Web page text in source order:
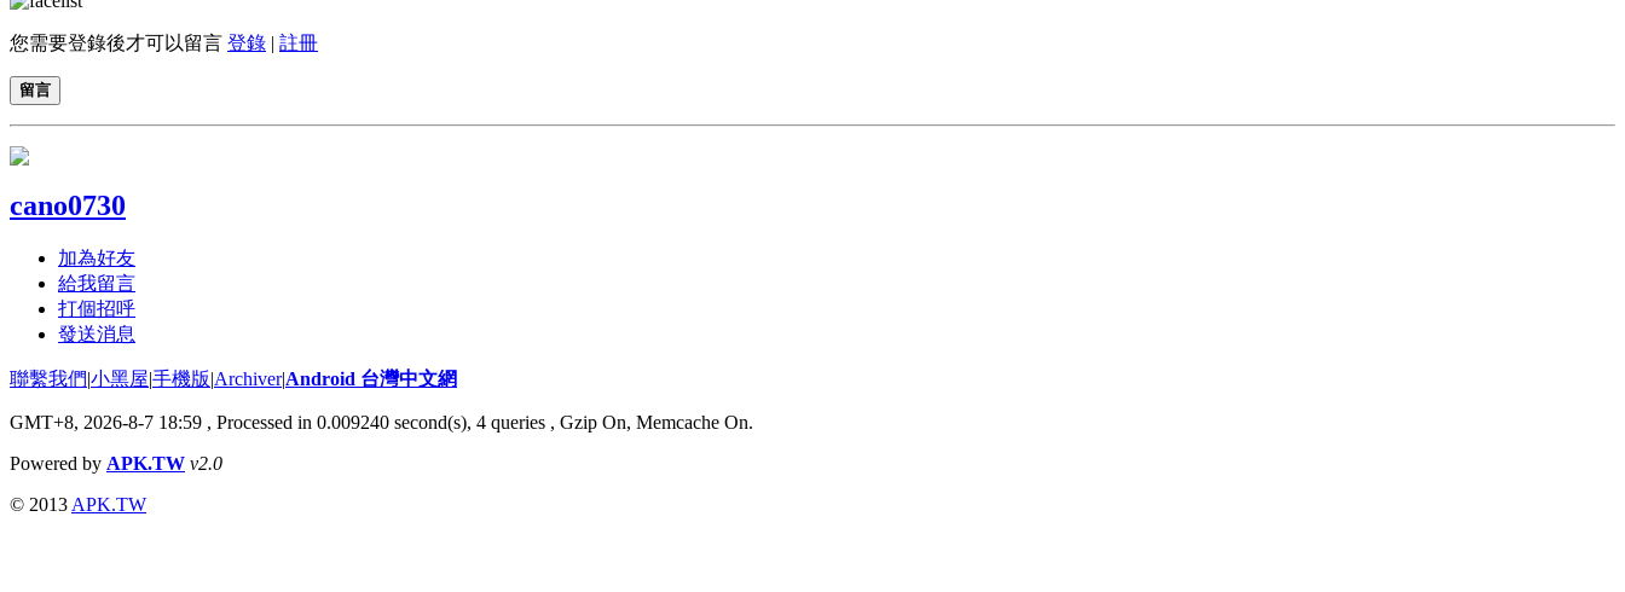
您需要登錄後才可以留言 登錄 | 註冊
留言
cano0730
加為好友
給我留言
打個招呼
發送消息
聯繫我們|小黑屋|手機版|Archiver|Android 台灣中文網
GMT+8, 2026-8-7 18:59 , Processed in 0.009240 second(s), 4 queries , Gzip On, Memcache On.
Powered by APK.TW v2.0
© 2013 APK.TW